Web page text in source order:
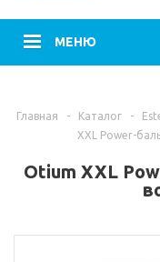
МЕНЮ
Главная - Каталог -
XXL Power-
Otium XXL